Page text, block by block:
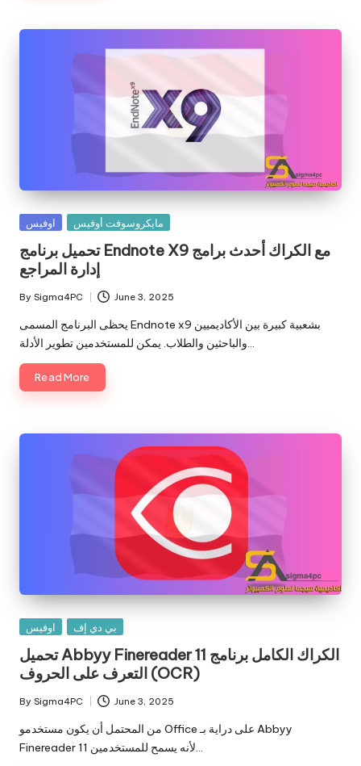
Posted
اوفيس مايكروسوفت أوفيس
تحميل برنامج Endnote X9 مع الكراك أحدث برامج
إدارة المراجع
Posted
By Sigma4PC June 3, 2025
يحظى البرنامج المسمى Endnote x9 بشعبية كبيرة بين الأكاديميين
والباحثين والطلاب. يمكن للمستخدمين تطوير الأدلة…
Read More
Posted
اوفيس بي دي إف
تحميل Abbyy Finereader 11 الكراك الكامل برنامج
التعرف على الحروف (OCR)
Posted
By Sigma4PC June 3, 2025
من المحتمل أن يكون مستخدمو Office على دراية بـ Abbyy
Finereader 11 لأنه يسمح للمستخدمين…